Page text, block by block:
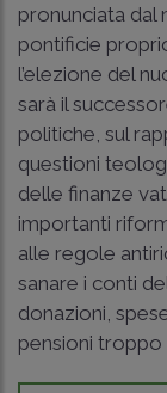
pronunciata dal
pontificie
l’elezione del
sarà il
politiche, sul
questioni
delle finanze
importanti
alle regole
sanare i conti
donazioni,
pensioni troppo